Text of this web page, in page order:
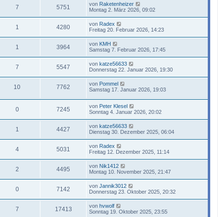
7 5751 von Raketenheizer
Montag 2. März 2026, 09:02
1 4280 von Radex
Freitag 20. Februar 2026, 14:23
1 3964 von KMH
Samstag 7. Februar 2026, 17:45
7 5547 von katze56633
Donnerstag 22. Januar 2026, 19:30
10 7762 von Pommel
Samstag 17. Januar 2026, 19:03
0 7245 von Peter Klesel
Sonntag 4. Januar 2026, 20:02
1 4427 von katze56633
Dienstag 30. Dezember 2025, 06:04
4 5031 von Radex
Freitag 12. Dezember 2025, 11:14
2 4495 von Nik1412
Montag 10. November 2025, 21:47
0 7142 von Jannik3012
Donnerstag 23. Oktober 2025, 20:32
7 17413 von hvwolf
Sonntag 19. Oktober 2025, 23:55